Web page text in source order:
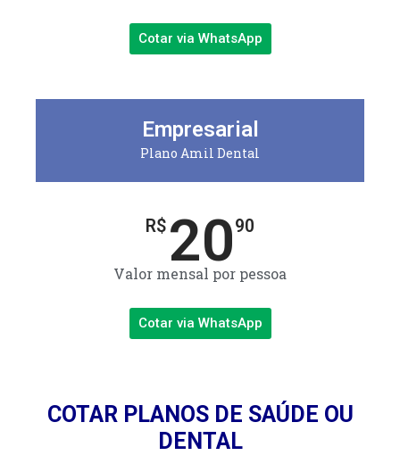
Cotar via WhatsApp
Empresarial
Plano Amil Dental
R$ 2090
Valor mensal por pessoa
Cotar via WhatsApp
COTAR PLANOS DE SAÚDE OU
DENTAL